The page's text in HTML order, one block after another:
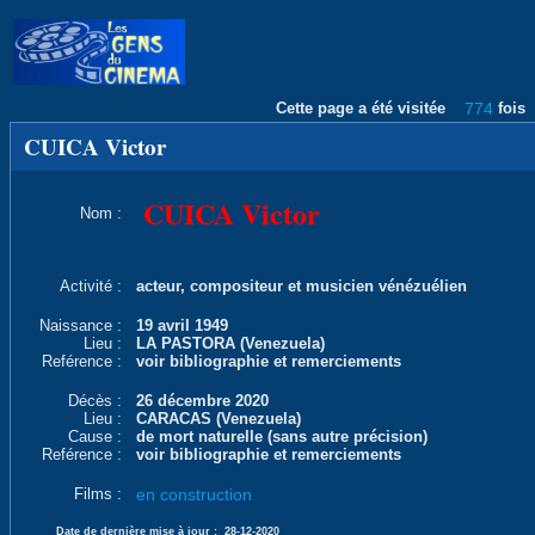
Cette page a été visitée 774 fois
CUICA Victor
Nom : CUICA Victor
Activité : acteur, compositeur et musicien vénézuélien
Naissance :
19 avril 1949
Lieu :
LA PASTORA (Venezuela)
Reférence :
voir bibliographie et remerciements
Décès :
26 décembre 2020
Lieu :
CARACAS (Venezuela)
Cause :
de mort naturelle (sans autre précision)
Reférence :
voir bibliographie et remerciements
Films : en construction
Date de dernière mise à jour : 28-12-2020